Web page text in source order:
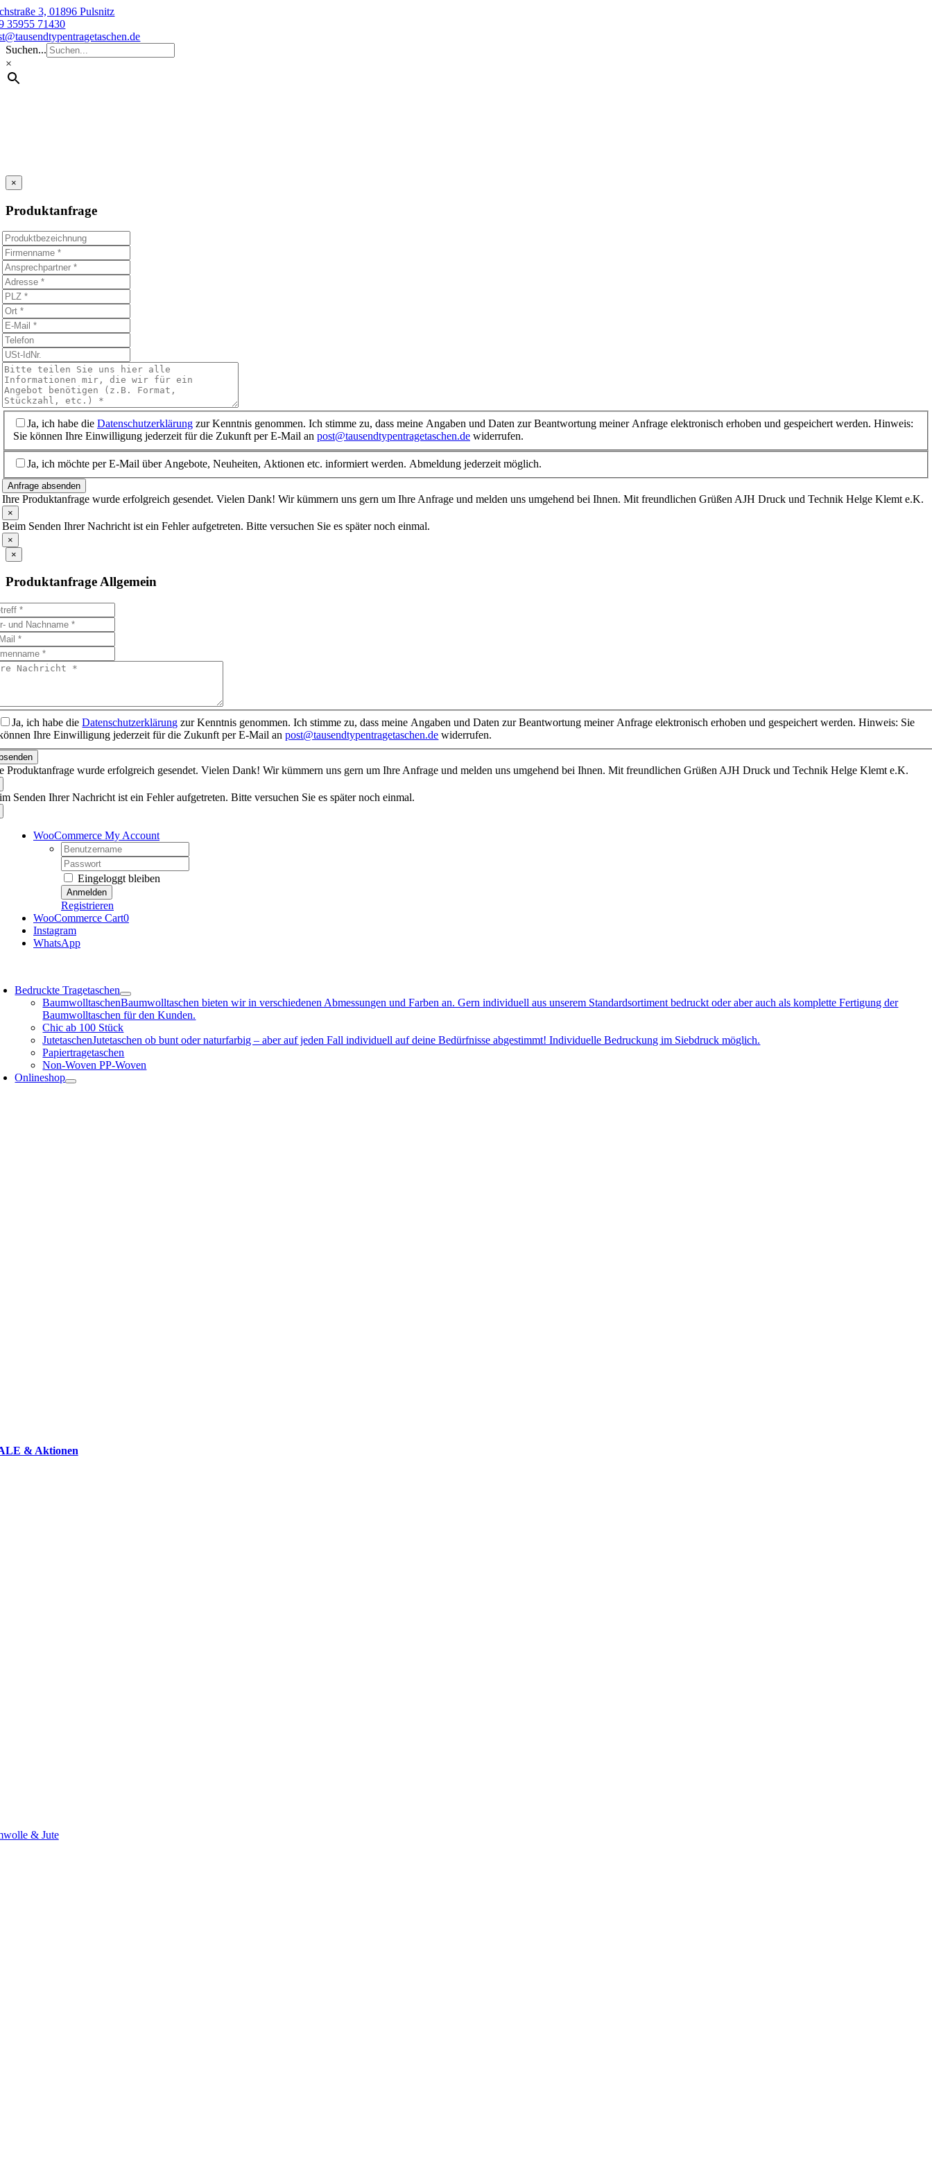
Skip
to
content
3, 01896 Pulsnitz
35955 71430
Suchen...
×
×
Produktanfrage
Ja, ich habe die Datenschutzerklärung zur Kenntnis genommen. Ich stimme zu, dass meine Angaben und Daten zur Beantwortung meiner Anfrage elektronisch erhoben und gespeichert werden. Hinweis:
Sie können Ihre Einwilligung jederzeit für die Zukunft per E-Mail an post@tausendtypentragetaschen.de widerrufen.
Ja, ich möchte per E-Mail über Angebote, Neuheiten, Aktionen etc. informiert werden. Abmeldung jederzeit möglich.
Anfrage absenden
Ihre Produktanfrage wurde erfolgreich gesendet. Vielen Dank! Wir kümmern uns gern um Ihre Anfrage und melden uns umgehend bei Ihnen. Mit freundlichen Grüßen AJH Druck und Technik Helge Klemt e.K.
×
Beim Senden Ihrer Nachricht ist ein Fehler aufgetreten. Bitte versuchen Sie es später noch einmal.
×
×
Produktanfrage Allgemein
Ja, ich habe dieDatenschutzerklärung zur Kenntnis genommen. Ich stimme zu, dass meine Angaben und Daten zur Beantwortung meiner Anfrage elektronisch erhoben und gespeichert werden. Hinweis: Sie
Ihre Einwilligung jederzeit für die Zukunft per E-Mail anpost@tausendtypentragetaschen.de widerrufen.
Produktanfrage wurde erfolgreich gesendet. Vielen Dank! Wir kümmern uns gern um Ihre Anfrage und melden uns umgehend bei Ihnen. Mit freundlichen Grüßen AJH Druck und Technik Helge Klemt e.K.
Senden Ihrer Nachricht ist ein Fehler aufgetreten. Bitte versuchen Sie es später noch einmal.
WooCommerce My Account
Username:
Password:
Eingeloggt bleiben
Registrieren
WooCommerce Cart0
Instagram
WhatsApp
Bedruckte Tragetaschen
BaumwolltaschenBaumwolltaschen bieten wir in verschiedenen Abmessungen und Farben an. Gern individuell aus unserem Standardsortiment bedruckt oder aber auch als komplette Fertigung der
Baumwolltaschen für den Kunden.
Chic ab 100 Stück
JutetaschenJutetaschen ob bunt oder naturfarbig – aber auf jeden Fall individuell auf deine Bedürfnisse abgestimmt! Individuelle Bedruckung im Siebdruck möglich.
Papiertragetaschen
Non-Woven PP-Woven
Onlineshop
& Aktionen
& Jute